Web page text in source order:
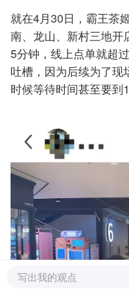
就在4月30日，霸王茶
南、龙山、新村三地开
5分钟，线上点单就超
吐槽，因为后续为了现
时候等待时间甚至要到
写出我的观点